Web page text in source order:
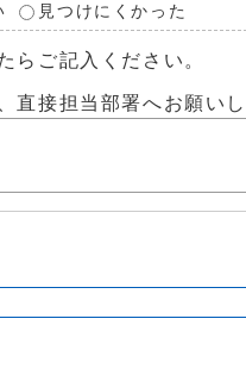
見つけにくかった
らご記入ください。
直接担当部署へお願い